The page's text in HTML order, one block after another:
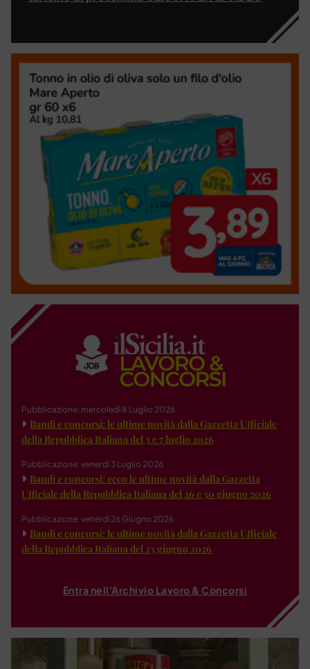
Pubblicazione: mercoledì 8 Luglio 2026
Bandi e concorsi: le ultime novità dalla Gazzetta Ufficiale
della Repubblica Italiana del 3 e 7 luglio 2026
Pubblicazione: venerdì 3 Luglio 2026
Bandi e concorsi: ecco le ultime novità dalla Gazzetta
Ufficiale della Repubblica Italiana del 26 e 30 giugno 2026
Pubblicazione: venerdì 26 Giugno 2026
Bandi e concorsi: le ultime novità dalla Gazzetta Ufficiale
della Repubblica Italiana del 23 giugno 2026
Entra nell'Archivio Lavoro & Concorsi